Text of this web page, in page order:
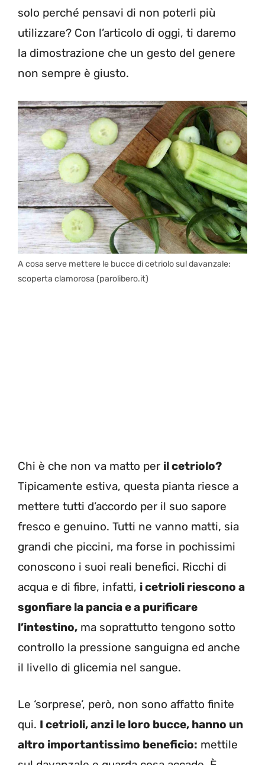
solo perché pensavi di non poterli più
utilizzare? Con l’articolo di oggi, ti daremo
la dimostrazione che un gesto del genere
non sempre è giusto.
A cosa serve mettere le bucce di cetriolo sul davanzale:
scoperta clamorosa (parolibero.it)
Chi è che non va matto per il cetriolo?
Tipicamente estiva, questa pianta riesce a
mettere tutti d’accordo per il suo sapore
fresco e genuino. Tutti ne vanno matti, sia
grandi che piccini, ma forse in pochissimi
conoscono i suoi reali benefici. Ricchi di
acqua e di fibre, infatti, i cetrioli riescono a
sgonfiare la pancia e a purificare
l’intestino, ma soprattutto tengono sotto
controllo la pressione sanguigna ed anche
il livello di glicemia nel sangue.
Le ‘sorprese’, però, non sono affatto finite
qui. I cetrioli, anzi le loro bucce, hanno un
altro importantissimo beneficio: mettile